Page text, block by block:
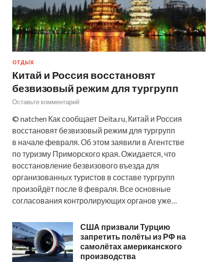
ОТДЫХ
Китай и Россия восстановят
безвизовый режим для тургрупп
Оставьте комментарий
© natchen Как сообщает Deita.ru, Китай и Россия
восстановят безвизовый режим для тургрупп
в начале февраля. Об этом заявили в Агентстве
по туризму Приморского края. Ожидается, что
восстановление безвизового въезда для
организованных туристов в составе тургрупп
произойдёт после 8 февраля. Все основные
согласования контролирующих органов уже…
США призвали Турцию
запретить полёты из РФ на
самолётах американского
производства